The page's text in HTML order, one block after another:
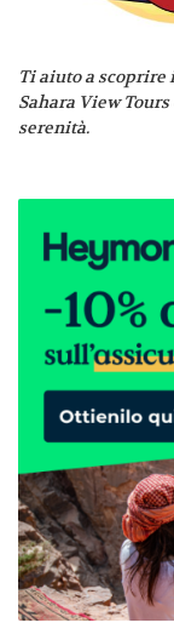
Ti aiuto a
Sahara View
serenità.